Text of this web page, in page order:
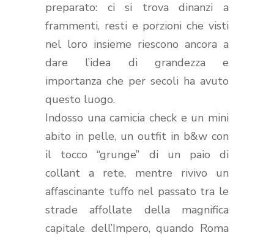
preparato: ci si trova dinanzi a
frammenti, resti e porzioni che visti
nel loro insieme riescono ancora a
dare l’idea di grandezza e
importanza che per secoli ha avuto
questo luogo.
Indosso una camicia check e un mini
abito in pelle, un outfit in b&w con
il tocco “grunge” di un paio di
collant a rete, mentre rivivo un
affascinante tuffo nel passato tra le
strade affollate della magnifica
capitale dell’Impero, quando Roma